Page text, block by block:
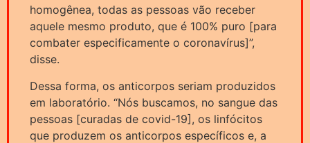
homogênea, todas as pessoas vão receber
aquele mesmo produto, que é 100% puro [para
combater especificamente o coronavírus]”,
disse.
Dessa forma, os anticorpos seriam produzidos
em laboratório. “Nós buscamos, no sangue das
pessoas [curadas de covid-19], os linfócitos
que produzem os anticorpos específicos e, a